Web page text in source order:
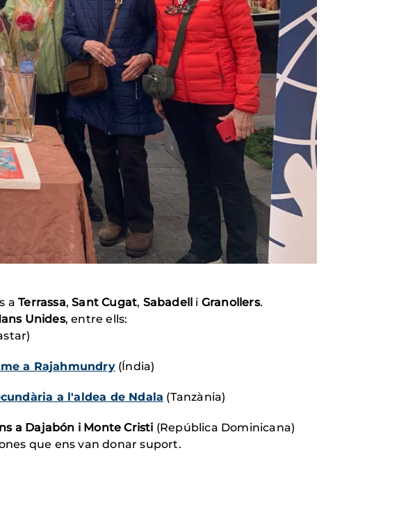
aTerrassa,Sant Cugat, Sabadell i Granollers.
Unides, entre ells:
a Rajahmundry (Índia)
a l'aldea de Ndala (Tanzània)
a Dajabón i Monte Cristi (República Dominicana)
que ens van donar suport.